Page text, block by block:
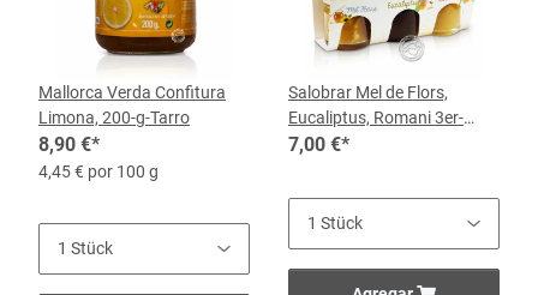
Mallorca Verda Confitura
Limona, 200-g-Tarro
8,90 €*
4,45 € por 100 g
Salobrar Mel de Flors,
Eucaliptus, Romani 3er-
Pack
7,00 €*